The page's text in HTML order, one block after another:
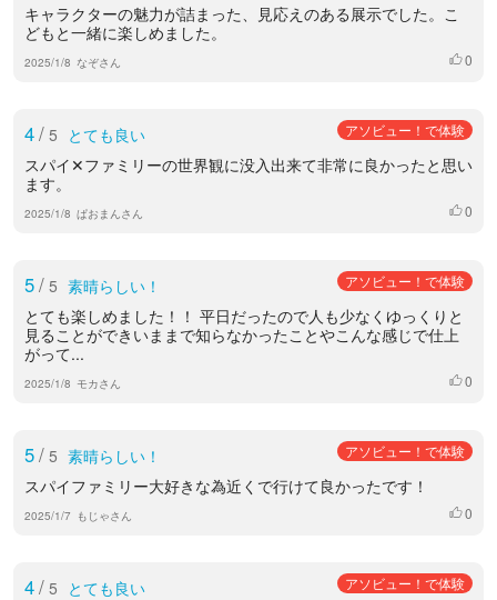
キャラクターの魅力が詰まった、見応えのある展示でした。こ
どもと一緒に楽しめました。
2025/1/8 なぞさん いいね
0
4/ 5 とても良い アソビュー！で体験
スパイ✕ファミリーの世界観に没入出来て非常に良かったと思い
ます。
2025/1/8 ぱおまんさん いいね
0
5/ 5 素晴らしい！ アソビュー！で体験
とても楽しめました！！ 平日だったので人も少なくゆっくりと
見ることができいままで知らなかったことやこんな感じで仕上
がって...
2025/1/8 モカさん いいね
0
5/ 5 素晴らしい！ アソビュー！で体験
スパイファミリー大好きな為近くで行けて良かったです！
2025/1/7 もじゃさん いいね
0
4/ 5 とても良い アソビュー！で体験